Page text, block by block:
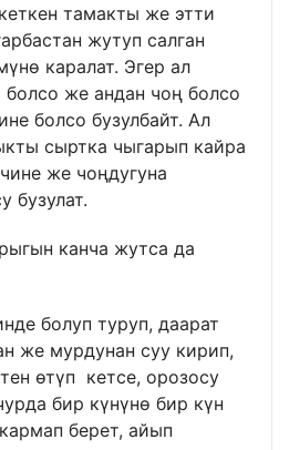
тамакты же этти
жутуп салган
каралат. Эгер ал
болсо же андан чоң болсо
болсо бузулбайт. Ал
сыртка чыгарып кайра
же чоңдугуна
бузулат.
канча жутса да
болуп туруп, даарат
же мурдунан суу кирип,
өтүп кетсе, орозосу
бир күнүнө бир күн
берет, айып